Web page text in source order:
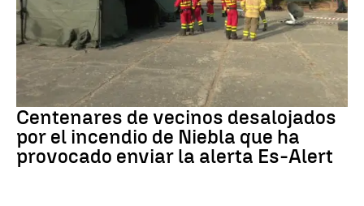
Incendio
Centenares de vecinos desalojados
por el incendio de Niebla que ha
provocado enviar la alerta Es-Alert